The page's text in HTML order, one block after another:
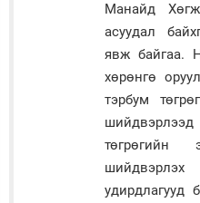
Манайд
асуудал
явж байгаа.
хөрөнгө
тэрбум
төгрөгийн
удирдлагууд